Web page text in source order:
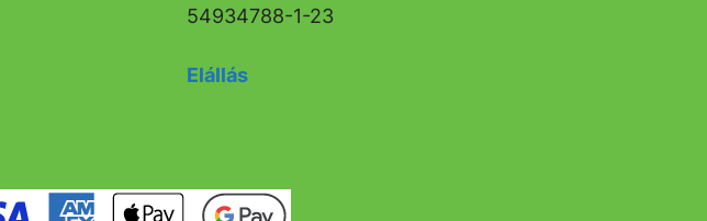
54934788-1-23
Elállás